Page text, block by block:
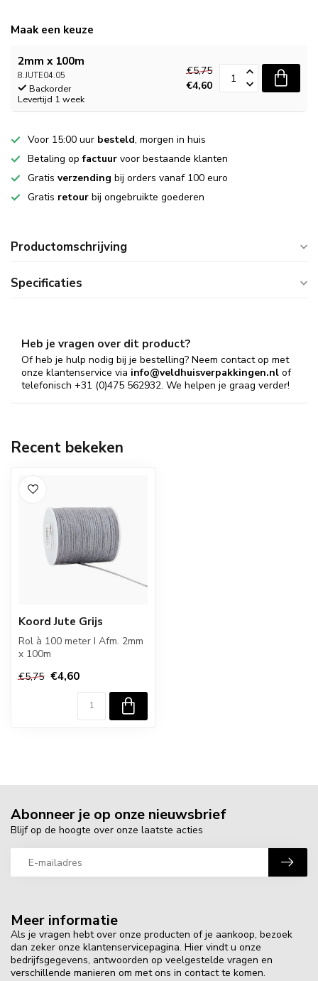
Maak een keuze
2mm x 100m
8.JUTE04.05
Backorder
Levertijd 1 week
€5,75
€4,60
Voor 15:00 uur besteld, morgen in huis
Betaling opfactuur voor bestaande klanten
Gratis verzending bij orders vanaf 100 euro
Gratis retour bij ongebruikte goederen
Productomschrijving
Specificaties
Heb je vragen over dit product?
Of heb je hulp nodig bij je bestelling? Neem contact op met
onze klantenservice via info@veldhuisverpakkingen.nl of
telefonisch +31 (0)475 562932. We helpen je graag verder!
Recent bekeken
Koord Jute Grijs
Rol à 100 meter I Afm. 2mm
x 100m
€5,75 €4,60
Meer informatie
Als je vragen hebt over onze producten of je aankoop, bezoek
dan zeker onze klantenservicepagina. Hier vindt u onze
bedrijfsgegevens, antwoorden op veelgestelde vragen en
verschillende manieren om met ons in contact te komen.
Abonneer je op onze nieuwsbrief
Blijf op de hoogte over onze laatste acties